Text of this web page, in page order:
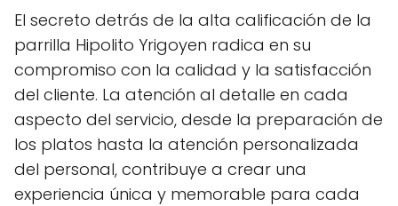
El secreto detrás de la alta calificación de la
parrilla Hipolito Yrigoyen radica en su
compromiso con la calidad y la satisfacción
del cliente. La atención al detalle en cada
aspecto del servicio, desde la preparación de
los platos hasta la atención personalizada
del personal, contribuye a crear una
experiencia única y memorable para cada